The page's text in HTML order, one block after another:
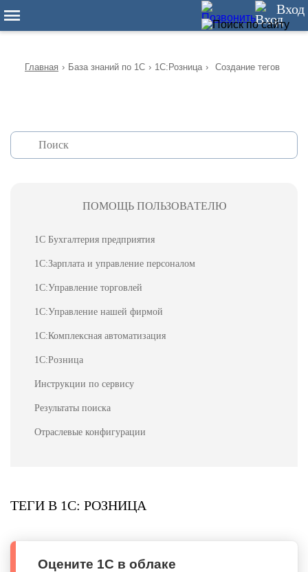
Вход
Главная › База знаний по 1С › 1С:Розница › Создание тегов
ПОМОЩЬ ПОЛЬЗОВАТЕЛЮ
1С Бухгалтерия предприятия
1С:Зарплата и управление персоналом
1С:Управление торговлей
1С:Управление нашей фирмой
1С:Комплексная автоматизация
1С:Розница
Инструкции по сервису
Результаты поиска
Отраслевые конфигурации
ТЕГИ В 1С: РОЗНИЦА
Оцените 1С в облаке